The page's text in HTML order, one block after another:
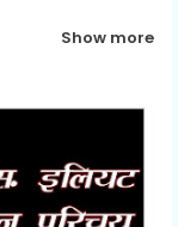
Show more